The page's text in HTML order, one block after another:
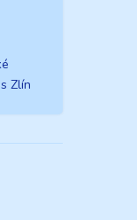
Zlín